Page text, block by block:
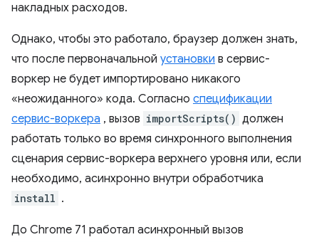
накладных расходов.
Однако, чтобы это работало, браузер должен знать,
что после первоначальной установки в сервис-
воркер не будет импортировано никакого
«неожиданного» кода. Согласно спецификации
сервис-воркера , вызов importScripts() должен
работать только во время синхронного выполнения
сценария сервис-воркера верхнего уровня или, если
необходимо, асинхронно внутри обработчика
install .
До Chrome 71 работал асинхронный вызов